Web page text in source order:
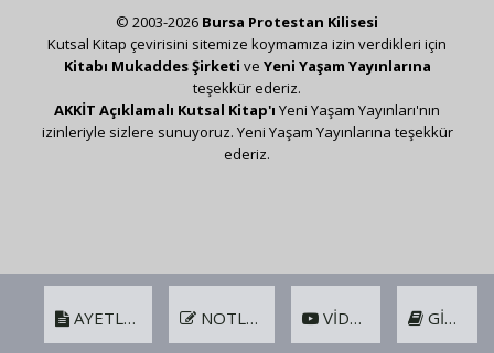
AYETLER NOTLAR VIDEO GIRIŞ
© 2003-2026 Bursa Protestan Kilisesi
Kutsal Kitap çevirisini sitemize koymamıza izin verdikleri için
Kitabı Mukaddes Şirketi ve Yeni Yaşam Yayınlarına
teşekkür ederiz.
AKKİT Açıklamalı Kutsal Kitap'ı Yeni Yaşam Yayınları'nın
izinleriyle sizlere sunuyoruz. Yeni Yaşam Yayınlarına teşekkür
ederiz.